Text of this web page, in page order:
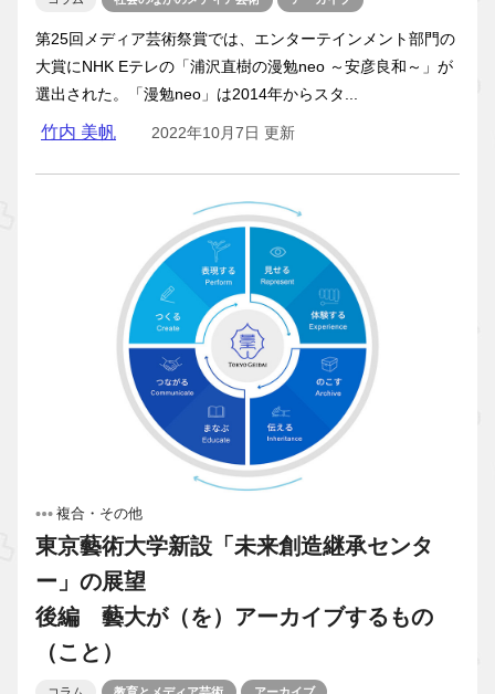
第25回メディア芸術祭賞では、エンターテインメント部門の
大賞にNHK Eテレの「浦沢直樹の漫勉neo ～安彦良和～」が
選出された。「漫勉neo」は2014年からスタ...
竹内 美帆 2022年10月7日 更新
複合・その他
東京藝術大学新設「未来創造継承センタ
ー」の展望
後編 藝大が（を）アーカイブするもの
（こと）